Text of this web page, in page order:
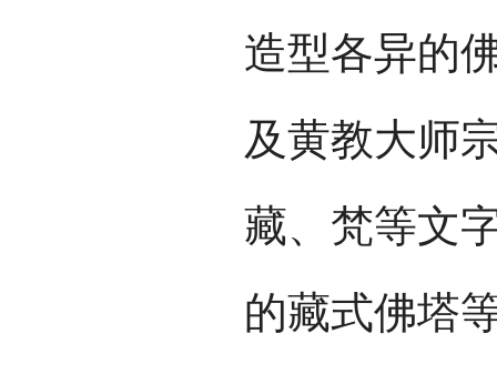
造型各异的
及黄教大师
藏、梵等文
的藏式佛塔